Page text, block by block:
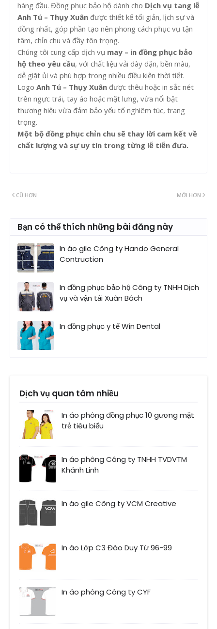
hàng đầu. Đồng phục bảo hộ dành cho Dịch vụ tang lễ
Anh Tú – Thụy Xuân được thiết kế tối giản, lịch sự và
đồng nhất, góp phần tạo nên phong cách phục vụ tận
tâm, chỉn chu và đầy tôn trọng.
Chúng tôi cung cấp dịch vụ may – in đồng phục bảo
hộ theo yêu cầu, với chất liệu vải dày dặn, bền màu,
dễ giặt ủi và phù hợp trong nhiều điều kiện thời tiết.
Logo Anh Tú – Thụy Xuân được thêu hoặc in sắc nét
trên ngực trái, tay áo hoặc mặt lưng, vừa nổi bật
thương hiệu vừa đảm bảo yếu tố nghiêm túc, trang
trọng.
Một bộ đồng phục chỉn chu sẽ thay lời cam kết về
chất lượng và sự uy tín trong từng lễ tiễn đưa.
MỚI HƠN
CŨ HƠN
Bạn có thể thích những bài đăng này
In áo gile Công ty Hando General
Contruction
In đồng phục bảo hộ Công ty TNHH Dịch
vụ và vận tải Xuân Bách
In đồng phục y tế Win Dental
Dịch vụ quan tâm nhiều
In áo phông đồng phục 10 gương mặt
trẻ tiêu biểu
In áo phông Công ty TNHH TVDVTM
Khánh Linh
In áo gile Công ty VCM Creative
In áo Lớp C3 Đào Duy Từ 96-99
In áo phông Công ty CYF